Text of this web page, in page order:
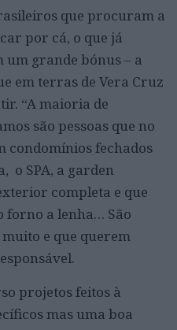
que procuram a
por cá, o que já
grande bónus – a
em terras de Vera Cruz
“A maioria de
são pessoas que no
condomínios fechados
o SPA, a garden
completa e que
forno a lenha… São
e que querem
projetos feitos à
mas uma boa